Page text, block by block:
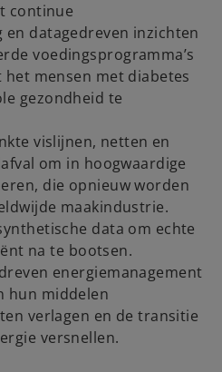
continue
datagedreven inzichten
voedingsprogramma’s
mensen met diabetes
gezondheid te
vislijnen, netten en
om in hoogwaardige
die opnieuw worden
maakindustrie.
data om echte
na te bootsen.
energiemanagement
hun middelen
verlagen en de transitie
versnellen.